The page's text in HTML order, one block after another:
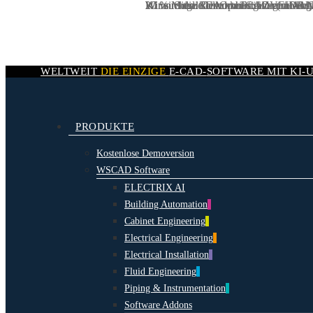
content
WELTWEIT DIE EINZIGE E-CAD-SOFTWARE MIT KI-
search
Menu PRODUKTE
Kostenlose Demoversion
WSCAD Software
ELECTRIX AI
Building Automation
Cabinet Engineering
Electrical Engineering
Electrical Installation
Fluid Engineering
Piping & Instrumentation
Software Addons
20 % Mitgliedervorteil für ZVEH-
Wir suchen:DevOps Engineer /
Wir suchen:IT Administrator (m/w/
KI wird die Rolle von CAD
KI im Schaltschrankbau: Warum AI